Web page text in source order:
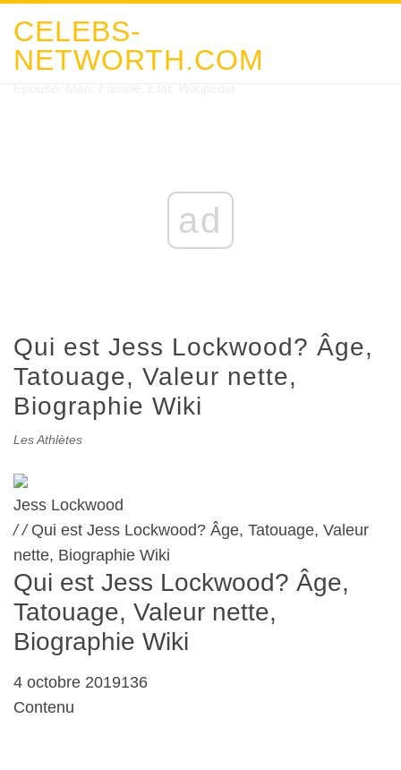
CELEBS-
NETWORTH.COM
ad
Qui est Jess Lockwood? Âge,
Tatouage, Valeur nette,
Biographie Wiki
Les Athlètes
Jess Lockwood
/ /Qui est Jess Lockwood? Âge, Tatouage, Valeur
nette, Biographie Wiki
Qui est Jess Lockwood? Âge,
Tatouage, Valeur nette,
Biographie Wiki
4 octobre 2019136
Contenu